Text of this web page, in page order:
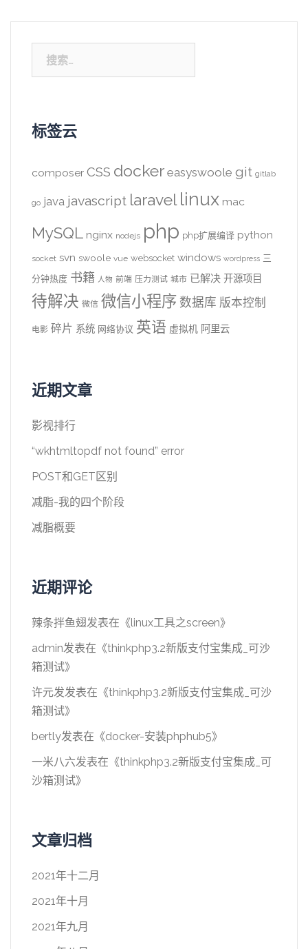
索：
标签云
composer CSS docker easyswoole git gitlab
go java javascript laravel linux mac
MySQL nginx nodejs php php扩展编译 python
socket svn swoole vue websocket windows wordpress 三
分钟热度 书籍 人物 前端 压力测试 城市 已解决 开源项目
待解决 微信 微信小程序 数据库 版本控制
电影 碎片 系统 网络协议 英语 虚拟机 阿里云
近期文章
影视排行
“wkhtmltopdf not found” error
POST和GET区别
减脂-我的四个阶段
减脂概要
近期评论
辣条拌鱼翅发表在《linux工具之screen》
admin发表在《thinkphp3.2新版支付宝集成_可沙
箱测试》
许元发发表在《thinkphp3.2新版支付宝集成_可沙
箱测试》
bertly发表在《docker-安装phphub5》
一米八六发表在《thinkphp3.2新版支付宝集成_可
沙箱测试》
文章归档
2021年十二月
2021年十月
2021年九月